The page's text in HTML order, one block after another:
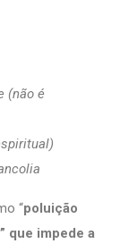
(não é
“poluição
que impede a